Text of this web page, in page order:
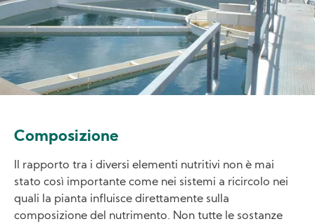
Composizione
Il rapporto tra i diversi elementi nutritivi non è mai
stato così importante come nei sistemi a ricircolo nei
quali la pianta influisce direttamente sulla
composizione del nutrimento. Non tutte le sostanze